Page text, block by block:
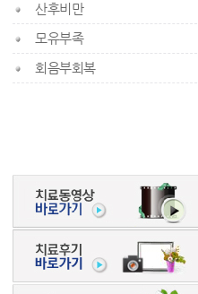
산후비만
모유부족
회음부회복